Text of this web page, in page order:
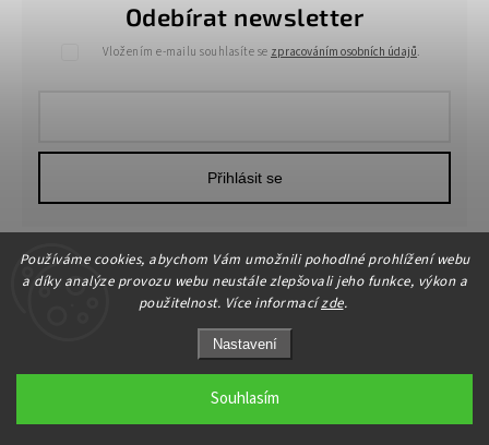
Používáme cookies, abychom Vám umožnili pohodlné prohlížení webu
a díky analýze provozu webu neustále zlepšovali jeho funkce, výkon a
použitelnost. Více informacízde.
Nastavení
Souhlasím
Odebírat newsletter
Vložením e-mailu souhlasíte se zpracováním osobních údajů.
Přihlásit se
HOME-DEKOR.cz